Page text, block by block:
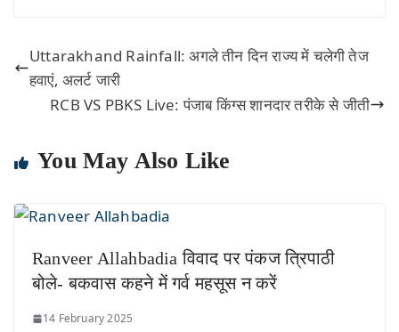
Uttarakhand Rainfall: अगले तीन दिन राज्य में चलेगी तेज
हवाएं, अलर्ट जारी
RCB VS PBKS Live: पंजाब किंग्स शानदार तरीके से जीती
You May Also Like
Ranveer Allahbadia विवाद पर पंकज त्रिपाठी
बोले- बकवास कहने में गर्व महसूस न करें
14 February 2025